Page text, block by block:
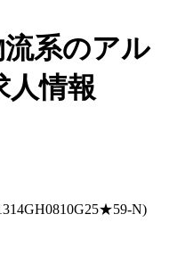
系のアル
人情報
N)